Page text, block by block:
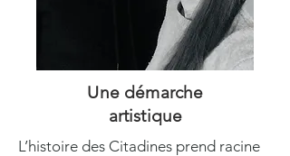
Une démarche
artistique
L’histoire des Citadines prend racine